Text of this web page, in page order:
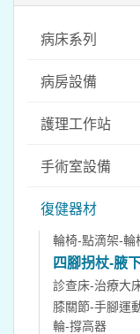
病床系列
病房設備
護理工作站
手術室設備
復健器材
輪椅-點滴架-輪
四腳拐杖-腋
診查床-治療大
膝關節-手腳運
輪-撐高器